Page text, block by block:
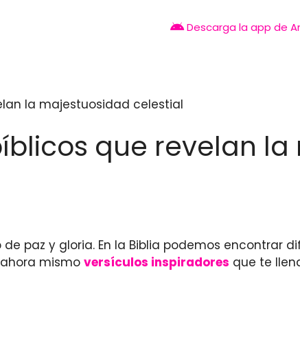
Descarga la app de
la majestuosidad celestial
que revelan
de paz y gloria. En la Biblia podemos encontrar
mismo versículos inspiradores que te